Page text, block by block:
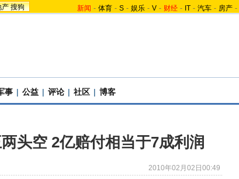
产 搜狗 新闻 - 体育 - S - 娱乐 - V - 财经 - IT - 汽车 - 房产 -
事 | 公益 | 评论 | 社区 | 博客
头空 2亿赔付相当于7成利润
2010年02月02日00:49